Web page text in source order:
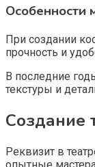
Особенности
При создании
прочность и
В последние
текстуры и
Создание
Реквизит в
опытные